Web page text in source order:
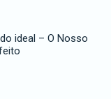
ideal – O Nosso